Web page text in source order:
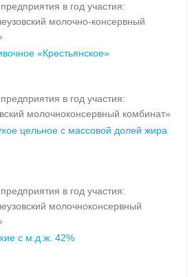
в год участия:
молочно-консервный
«Крестьянское»
в год участия:
молочноконсервный комбинат»
цельное с массовой долей жира
в год участия:
молочноконсервный
с м.д.ж. 42%